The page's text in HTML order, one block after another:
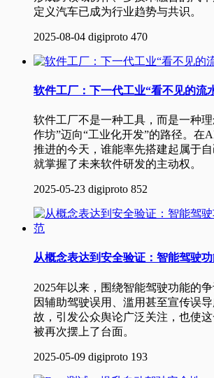
定义汽车已成为行业趋势与共识。
2025-08-04 digiproto 470
软件工厂：下一代工业“看不见的流
软件工厂不是一种工具，而是一种
作坊”迈向“工业化开发”的路径。在
推进的今天，谁能率先搭建起属于
就掌握了未来软件研发的主动权。
2025-05-23 digiproto 852
从概念表达到安全验证：智能驾驶
2025年以来，围绕智能驾驶功能的
因辅助驾驶误用、滥用甚至宣传误
故，引发公众舆论广泛关注，也使
被再次摆上了台面。
2025-05-09 digiproto 193